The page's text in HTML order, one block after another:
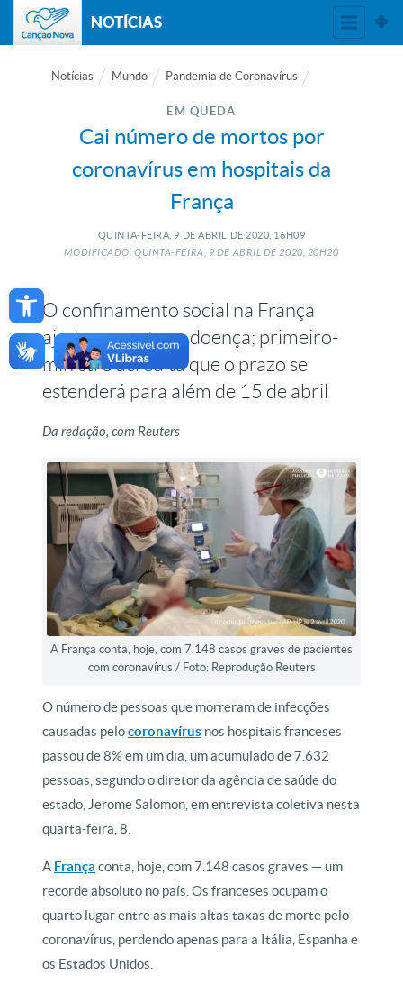
Open toolbar
NOTÍCIAS
Notícias Mundo Pandemia de Coronavírus
EM QUEDA
Cai número de mortos por
coronavírus em hospitais da
França
QUINTA-FEIRA, 9 DE ABRIL DE 2020, 16H09
MODIFICADO: QUINTA-FEIRA, 9DE ABRIL DE2020, 20H20
O confinamento social na França
ajudou a conter a doença; primeiro-
ministro acredita que o prazo se
estenderá para além de 15 de abril
Da redação, com Reuters
A França conta, hoje, com 7.148 casos graves de pacientes
com coronavírus / Foto: Reprodução Reuters
O número de pessoas que morreram de infecções
causadas pelocoronavírus nos hospitais franceses
passou de 8% em um dia, um acumulado de 7.632
pessoas, segundo o diretor da agência de saúde do
estado, Jerome Salomon, em entrevista coletiva nesta
quarta-feira, 8.
A França conta, hoje, com 7.148 casos graves — um
recorde absoluto no país. Os franceses ocupam o
quarto lugar entre as mais altas taxas de morte pelo
coronavírus, perdendo apenas para a Itália, Espanha e
os Estados Unidos.